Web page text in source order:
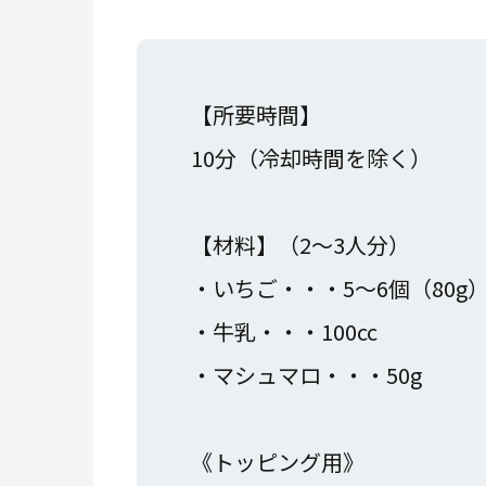
【所要時間】
10分（冷却時間を除く）
【材料】（2～3人分）
・いちご・・・5～6個（80g
・牛乳・・・100cc
・マシュマロ・・・50g
《トッピング用》